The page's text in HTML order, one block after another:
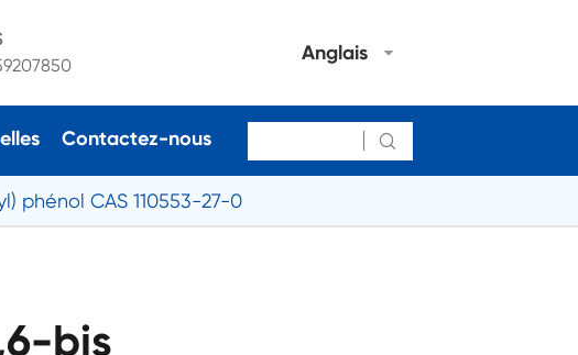
Anglais
Contactez-nous 
phénol CAS 110553-27-0
bis